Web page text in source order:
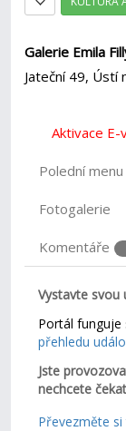
Galerie Emila
Jateční 49, Ústí
Aktivace E-
Polední menu
Fotogalerie
Komentáře
Vystavte svou
Portál funguje
přehledu
Jste
nechcete
Převezměte